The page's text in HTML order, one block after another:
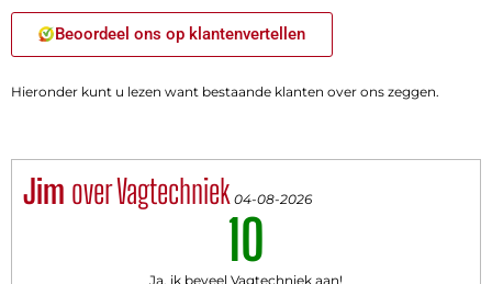
Beoordeel ons op klantenvertellen
Hieronder kunt u lezen want bestaande klanten over ons zeggen.
Jim over Vagtechniek 04-08-2026
10
Ja, ik beveel Vagtechniek aan!